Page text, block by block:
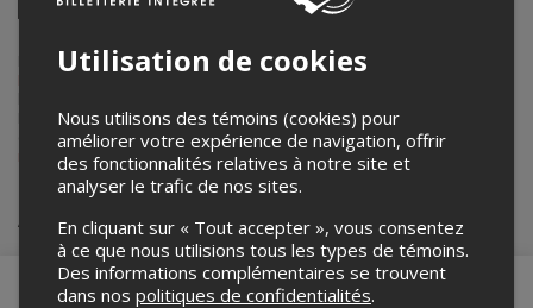
courriel
Lepointdevente.com agit à titre de mandataire pour
Pour plus d’information à propos de cet événement, veuillez
contacter l’organisateur de l’événement, Productions Mothland Inc.
marilyne@mothland.com.
Achat de billets
Utilisation de cookies
Nous utilisons des témoins (cookies) pour
améliorer votre expérience de navigation, offrir
des fonctionnalités relatives à notre site et
analyser le trafic de nos sites.
En cliquant sur « Tout accepter », vous consentez
à ce que nous utilisions tous les types de témoins.
Des informations complémentaires se trouvent
dans nos politiques de confidentialités.